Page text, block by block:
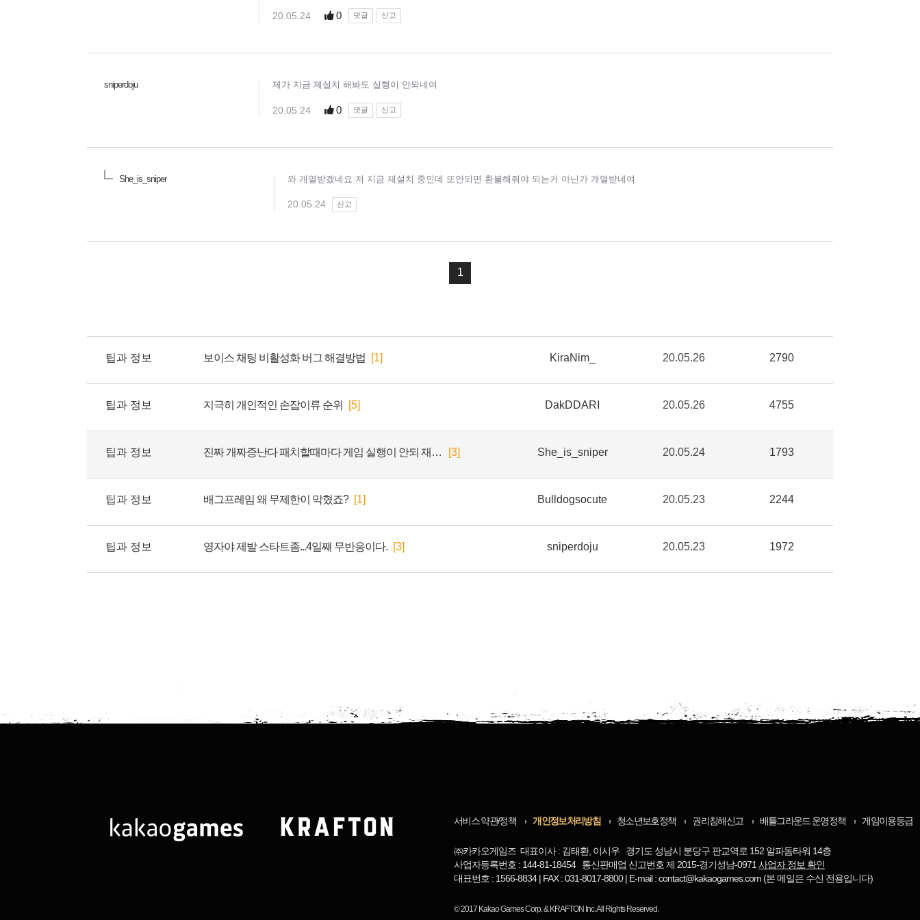
팁과 정보 보이스 채팅 비활성화 버그 해결방법 [1] KiraNim_ 20.05.26 2790
팁과 정보 지극히 개인적인 손잡이류 순위 [5] DakDDARI 20.05.26 4755
팁과 정보 진짜 개짜증난다 패치할때마다 게임 실행이 안되 재설치 해야되 [3] She_is_sniper 20.05.24 1793
팁과 정보 배그프레임 왜 무제한이 막혔죠? [1] Bulldogsocute 20.05.23 2244
팁과 정보 영자야 제발 스타트좀...4일쨰 무반응이다. [3] sniperdoju 20.05.23 1972
서비스 약관/정책 개인정보처리방침 청소년보호정책 권리침해신고 배틀그라운드 운영정책 게임이용등급
㈜카카오게임즈 대표이사 : 김태환, 이시우 경기도 성남시 분당구 판교역로 152 알파돔타워 14층
사업자등록번호 : 144-81-18454 통신판매업 신고번호 제 2015-경기성남-0971 사업자 정보 확인
대표번호 : 1566-8834 | FAX : 031-8017-8800 | E-mail : contact@kakaogames.com (본 메일은 수신 전용입니다)
© 2017 Kakao Games Corp.& KRAFTON Inc.All Rights Reserved.